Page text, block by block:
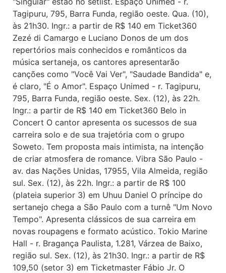
Tagipuru, 795, Barra Funda, região oeste. Qua. (10),
às 21h30. Ingr.: a partir de R$ 140 em Ticket360
Zezé di Camargo e Luciano Donos de um dos
repertórios mais conhecidos e românticos da
música sertaneja, os cantores apresentarão
canções como "Você Vai Ver", "Saudade Bandida" e,
é claro, "É o Amor". Espaço Unimed - r. Tagipuru,
795, Barra Funda, região oeste. Sex. (12), às 22h.
Ingr.: a partir de R$ 140 em Ticket360 Belo in
Concert O cantor apresenta os sucessos de sua
carreira solo e de sua trajetória com o grupo
Soweto. Tem proposta mais intimista, na intenção
de criar atmosfera de romance. Vibra São Paulo -
av. das Nações Unidas, 17955, Vila Almeida, região
sul. Sex. (12), às 22h. Ingr.: a partir de R$ 100
(plateia superior 3) em Uhuu Daniel O príncipe do
sertanejo chega a São Paulo com a turnê "Um Novo
Tempo". Apresenta clássicos de sua carreira em
novas roupagens e formato acústico. Tokio Marine
Hall - r. Bragança Paulista, 1.281, Várzea de Baixo,
região sul. Sex. (12), às 21h30. Ingr.: a partir de R$
109,50 (setor 3) em Ticketmaster Fábio Jr. O